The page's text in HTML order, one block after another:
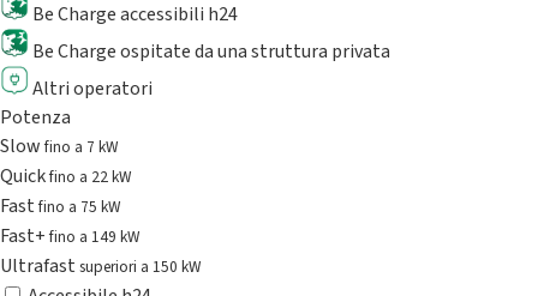
Be Charge accessibili h24
Be Charge ospitate da una struttura privata
Altri operatori
Potenza
Slowfino a 7 kW
Quickfino a 22 kW
Fastfino a 75 kW
Fast+fino a 149 kW
Ultrafast superiori a 150 kW